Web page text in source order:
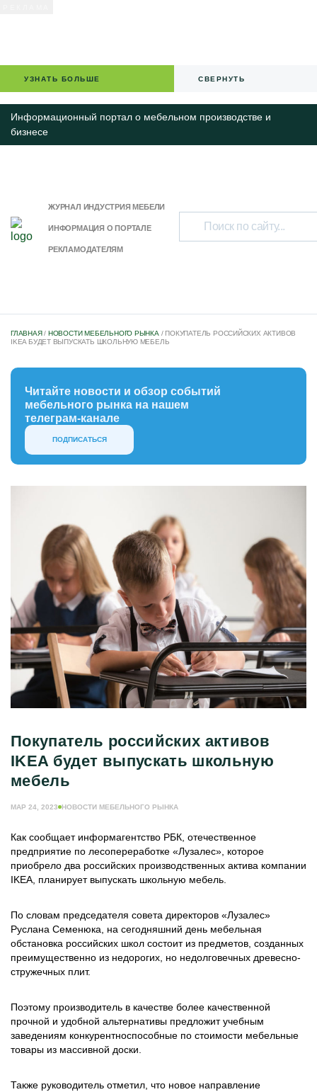
УЗНАТЬ БОЛЬШЕ СВЕРНУТЬ
Информационный портал о мебельном производстве и
бизнесе
ЖУРНАЛ ИНДУСТРИЯ МЕБЕЛИ
ИНФОРМАЦИЯ О ПОРТАЛЕ
РЕКЛАМОДАТЕЛЯМ
ГЛАВНАЯ/ НОВОСТИ МЕБЕЛЬНОГО РЫНКА /ПОКУПАТЕЛЬ РОССИЙСКИХ АКТИВОВ
IKEA БУДЕТ ВЫПУСКАТЬ ШКОЛЬНУЮ МЕБЕЛЬ
Читайте новости и обзор событий
мебельного рынка на нашем
телеграм-канале
ПОДПИСАТЬСЯ
Покупатель российских активов
IKEA будет выпускать школьную
мебель
МАР 24, 2023 НОВОСТИ МЕБЕЛЬНОГО РЫНКА
Как сообщает информагентство РБК, отечественное
предприятие по лесопереработке «Лузалес», которое
приобрело два российских производственных актива компании
IKEA, планирует выпускать школьную мебель.
По словам председателя совета директоров «Лузалес»
Руслана Семенюка, на сегодняшний день мебельная
обстановка российских школ состоит из предметов, созданных
преимущественно из недорогих, но недолговечных древесно-
стружечных плит.
Поэтому производитель в качестве более качественной
прочной и удобной альтернативы предложит учебным
заведениям конкурентноспособные по стоимости мебельные
товары из массивной доски.
Также руководитель отметил, что новое направление